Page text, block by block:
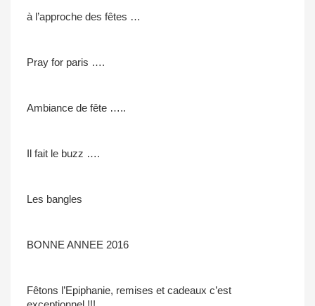
à l’approche des fêtes …
Pray for paris ….
Ambiance de fête …..
Il fait le buzz ….
Les bangles
BONNE ANNEE 2016
Fêtons l’Epiphanie, remises et cadeaux c’est